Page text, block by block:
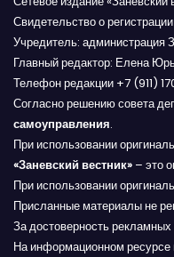
а
п
и
с
я
м
Свидетельство о
Учредитель: администрация
Главный редактор: Елена
Телефон редакции +7 (911)
Согласно решению совета
самоуправления.
При использовании
«Заневский вестник» – это
При использовании
Присланные материалы не
За достоверность
На информационном ресурсе